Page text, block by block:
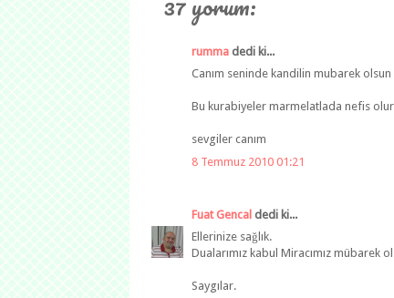
rumma dedi ki...
Canım seninde kandilin mubarek
Bu kurabiyeler marmelatlada nefis
sevgiler canım
8 Temmuz 2010 01:21
Fuat Gencal dedi ki...
Ellerinize sağlık.
Dualarımız kabul Miracımız mübarek
Saygılar.